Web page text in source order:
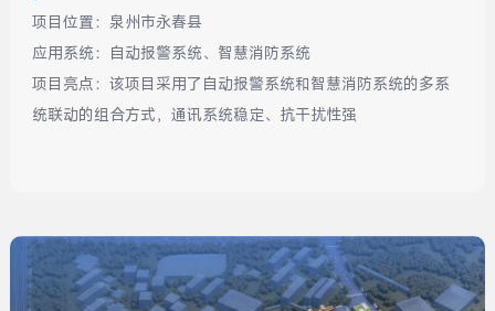
项目位置： 泉州市永春县
应用系统： 自动报警系统、智慧消防系统
项目亮点： 该项目采用了自动报警系统和智慧消防系统的多系
统联动的组合方式，通讯系统稳定、抗干扰性强